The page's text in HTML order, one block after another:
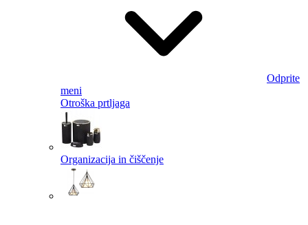
Odprite
meni
Otroška prtljaga
Organizacija in čiščenje